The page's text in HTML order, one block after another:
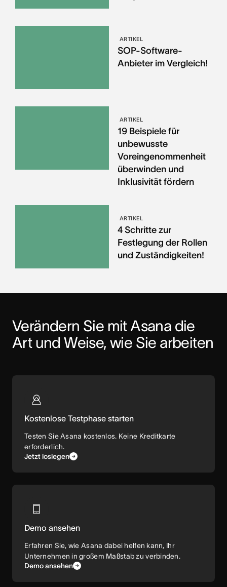
ARTIKEL
SOP-Software-
Anbieter im Vergleich!
ARTIKEL
19 Beispiele für
unbewusste
Voreingenommenheit
überwinden und
Inklusivität fördern
ARTIKEL
4 Schritte zur
Festlegung der Rollen
und Zuständigkeiten!
Verändern Sie mit Asana die
Art und Weise, wie Sie arbeiten
Kostenlose Testphase starten
Testen Sie Asana kostenlos. Keine Kreditkarte
erforderlich.
Jetzt loslegen
Demo ansehen
Erfahren Sie, wie Asana dabei helfen kann, Ihr
Unternehmen in großem Maßstab zu verbinden.
Demo ansehen